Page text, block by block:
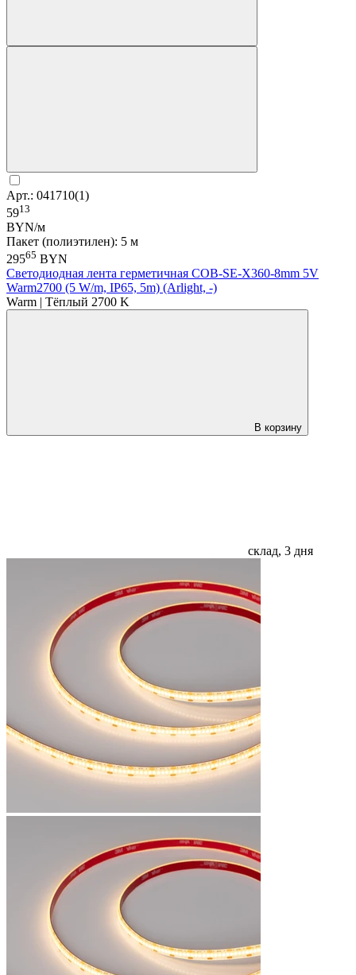
Арт.: 041710(1)
5913
BYN/м
Пакет (полиэтилен): 5 м
29565 BYN
Светодиодная лента герметичная COB-SE-X360-8mm 5V
Warm2700 (5 W/m, IP65, 5m) (Arlight, -)
Warm | Тёплый 2700 K
В корзину
склад, 3 дня